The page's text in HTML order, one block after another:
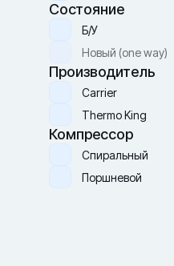
Состояние
Б/У
Новый (one way)
Производитель
Carrier
Thermo King
Компрессор
Спиральный
Поршневой